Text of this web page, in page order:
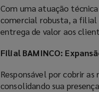
Com uma atuação
comercial robusta, a filial
entrega de valor aos
Filial BAMINCO:
Responsável por cobrir as
consolidando sua